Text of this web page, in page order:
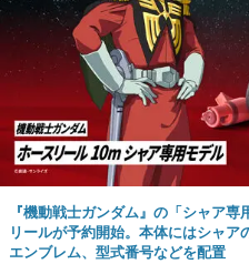
『機動戦士ガンダム』の「シャア
リールが予約開始。本体にはシャ
エンブレム、型式番号などを配置